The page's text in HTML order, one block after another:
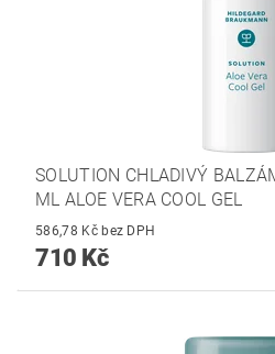
SOLUTION CHLADIVÝ
ML ALOE VERA COOL GEL
586,78 Kč bez DPH
710 Kč